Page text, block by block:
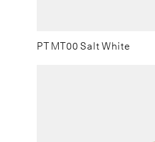
PT MT00 Salt White